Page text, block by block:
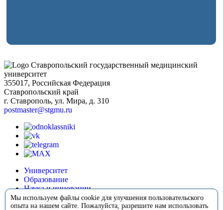
Мы используем файлы cookie для улучшения пользовательского
опыта на нашем сайте. Пожалуйста, разрешите нам использовать
Ставропольский государственный медицинский
университет
355017, Российская Федерация
Ставропольский край
г. Ставрополь, ул. Мира, д. 310
postmaster@stgmu.ru
Университет
Образование
Наука и инновации
Медицина
Международная деятельность